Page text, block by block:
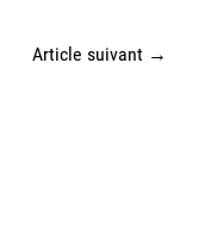
Article suivant →